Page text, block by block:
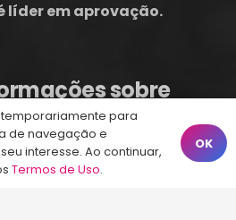
líder em aprovação.
sobre
– Edital Publicado
para
de navegação e
interesse. Ao continuar,
Termos de Uso.
OK